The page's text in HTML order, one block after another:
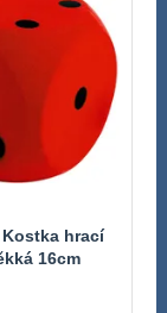
Kostka hrací
16cm